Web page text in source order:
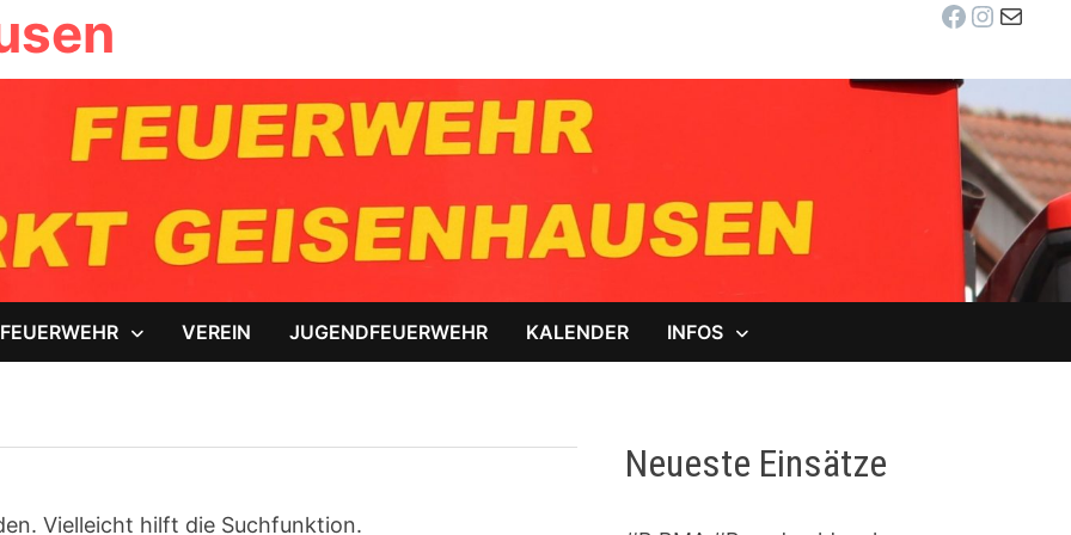
Facebook
E-Mail
FEUERWEHR VEREIN JUGENDFEUERWEHR KALENDER INFOS
Vielleicht hilft die Suchfunktion.
Neueste Einsätze